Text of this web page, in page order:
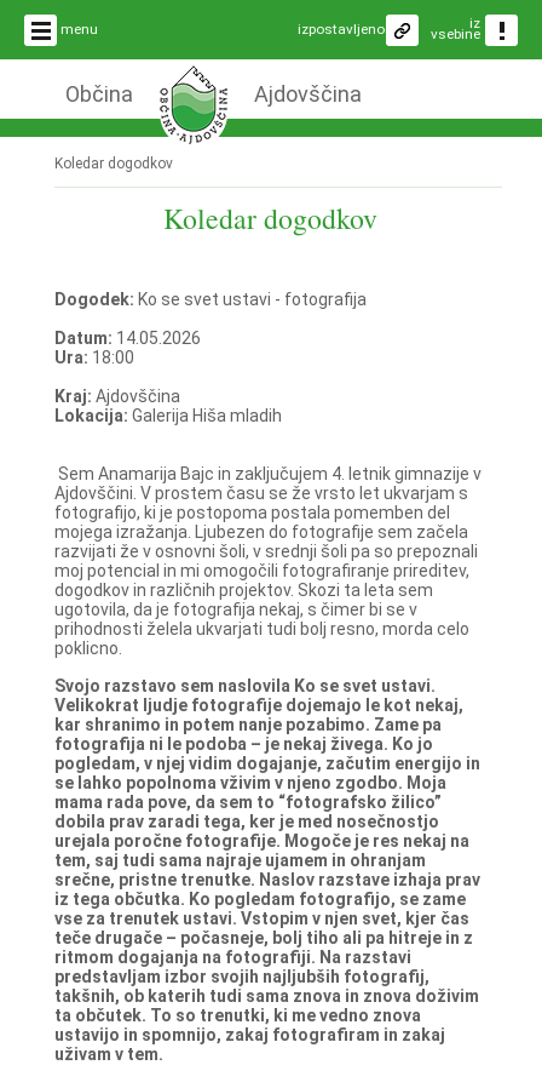
menu iz
vsebine
izpostavljeno
Občina Ajdovščina
Koledar dogodkov
Koledar dogodkov
Dogodek: Ko se svet ustavi - fotografija
Datum: 14.05.2026
Ura: 18:00
Kraj: Ajdovščina
Lokacija: Galerija Hiša mladih
Sem Anamarija Bajc in zaključujem 4. letnik gimnazije v
Ajdovščini. V prostem času se že vrsto let ukvarjam s
fotografijo, ki je postopoma postala pomemben del
mojega izražanja. Ljubezen do fotografije sem začela
razvijati že v osnovni šoli, v srednji šoli pa so prepoznali
moj potencial in mi omogočili fotografiranje prireditev,
dogodkov in različnih projektov. Skozi ta leta sem
ugotovila, da je fotografija nekaj, s čimer bi se v
prihodnosti želela ukvarjati tudi bolj resno, morda celo
poklicno.
Svojo razstavo sem naslovila Ko se svet ustavi.
Velikokrat ljudje fotografije dojemajo le kot nekaj,
kar shranimo in potem nanje pozabimo. Zame pa
fotografija ni le podoba – je nekaj živega. Ko jo
pogledam, v njej vidim dogajanje, začutim energijo in
se lahko popolnoma vživim v njeno zgodbo. Moja
mama rada pove, da sem to “fotografsko žilico”
dobila prav zaradi tega, ker je med nosečnostjo
urejala poročne fotografije. Mogoče je res nekaj na
tem, saj tudi sama najraje ujamem in ohranjam
srečne, pristne trenutke. Naslov razstave izhaja prav
iz tega občutka. Ko pogledam fotografijo, se zame
vse za trenutek ustavi. Vstopim v njen svet, kjer čas
teče drugače – počasneje, bolj tiho ali pa hitreje in z
ritmom dogajanja na fotografiji. Na razstavi
predstavljam izbor svojih najljubših fotografij,
takšnih, ob katerih tudi sama znova in znova doživim
ta občutek. To so trenutki, ki me vedno znova
ustavijo in spomnijo, zakaj fotografiram in zakaj
uživam v tem.